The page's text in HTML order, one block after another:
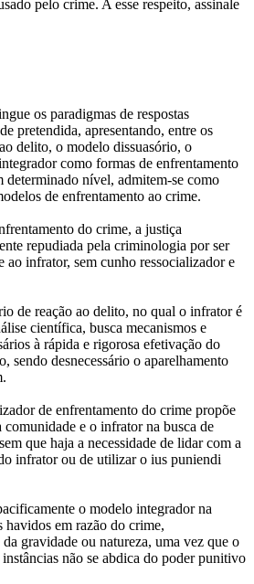
pelo crime. A esse respeito, assinale
os paradigmas de respostas
pretendida, apresentando, entre os
delito, o modelo dissuasório, o
como formas de enfrentamento
determinado nível, admitem-se como
de enfrentamento ao crime.
do crime, a justiça
repudiada pela criminologia por ser
ao infrator, sem cunho ressocializador e
de reação ao delito, no qual o infrator é
científica, busca mecanismos e
à rápida e rigorosa efetivação do
sendo desnecessário o aparelhamento
de enfrentamento do crime propõe
e o infrator na busca de
que haja a necessidade de lidar com a
infrator ou de utilizar o ius puniendi
o modelo integrador na
havidos em razão do crime,
gravidade ou natureza, uma vez que o
não se abdica do poder punitivo